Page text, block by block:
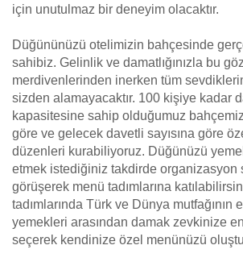
için unutulmaz bir deneyim olacaktır.
Düğününüzü otelimizin bahçesinde
sahibiz. Gelinlik ve damatlığınızla bu göz
merdivenlerinden inerken tüm
sizden alamayacaktır. 100 kişiye kadar
kapasitesine sahip olduğumuz
göre ve gelecek davetli sayısına göre
düzenleri kurabiliyoruz. Düğünüzü
etmek istediğiniz takdirde organizasyon
görüşerek menü tadımlarına
tadımlarında Türk ve Dünya mutfağının
yemekleri arasından damak zevkinize
seçerek kendinize özel menünüzü